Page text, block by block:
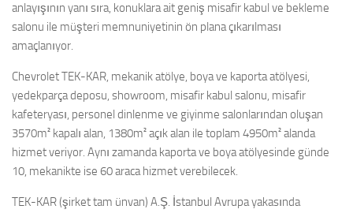
anlayışının yanı sıra, konuklara ait geniş misafir kabul ve bekleme
salonu ile müşteri memnuniyetinin ön plana çıkarılması
amaçlanıyor.
Chevrolet TEK-KAR, mekanik atölye, boya ve kaporta atölyesi,
yedekparça deposu, showroom, misafir kabul salonu, misafir
kafeteryası, personel dinlenme ve giyinme salonlarından oluşan
3570m² kapalı alan, 1380m² açık alan ile toplam 4950m² alanda
hizmet veriyor. Aynı zamanda kaporta ve boya atölyesinde günde
10, mekanikte ise 60 araca hizmet verebilecek.
TEK-KAR (şirket tam ünvan) A.Ş. İstanbul Avrupa yakasında